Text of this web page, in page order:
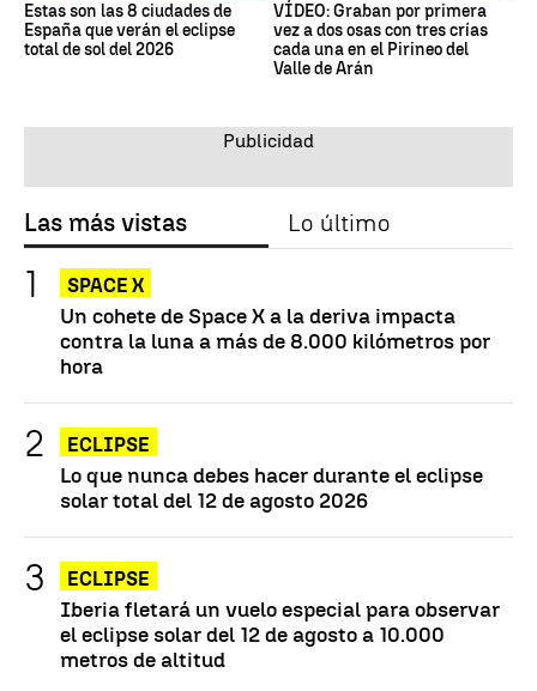
Estas son las 8 ciudades de
España que verán el eclipse
total de sol del 2026
VÍDEO: Graban por primera
vez a dos osas con tres crías
cada una en el Pirineo del
Valle de Arán
Las más vistas Lo último
SPACE X
Un cohete de Space X a la deriva impacta
contra la luna a más de 8.000 kilómetros por
hora
ECLIPSE
Lo que nunca debes hacer durante el eclipse
solar total del 12 de agosto 2026
ECLIPSE
Iberia fletará un vuelo especial para observar
el eclipse solar del 12 de agosto a 10.000
metros de altitud